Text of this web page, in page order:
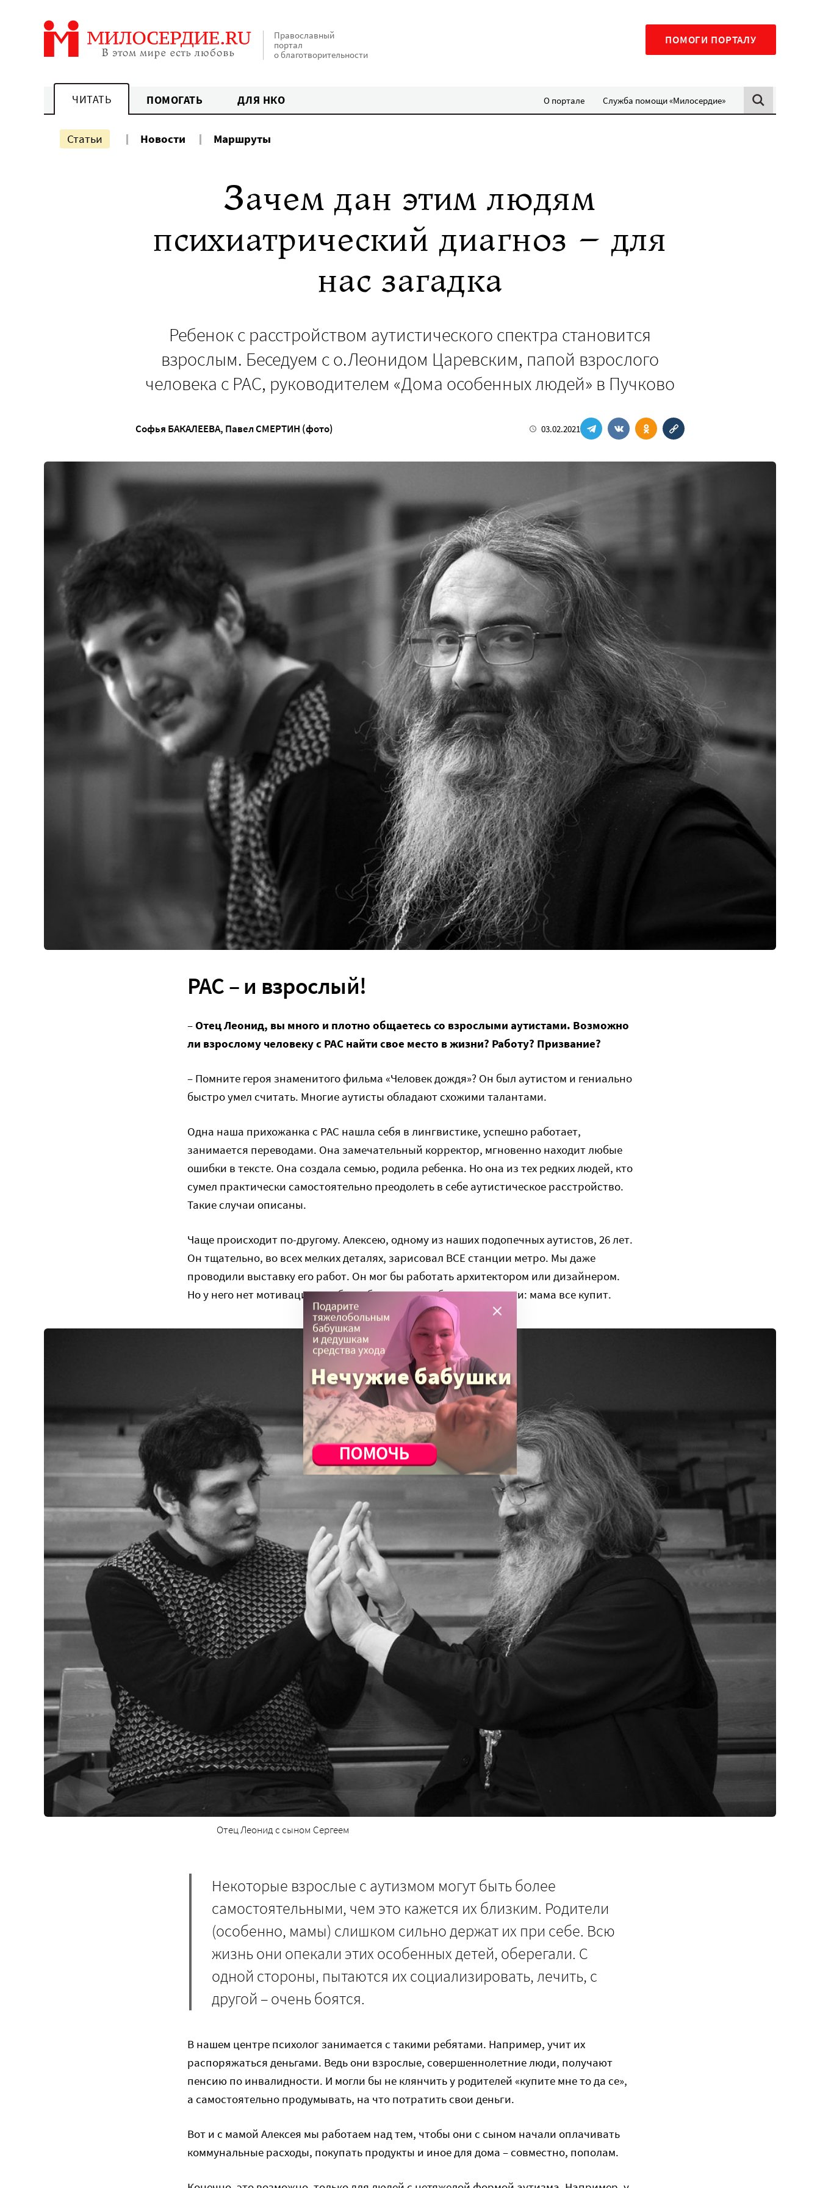
Православный
портал
о благотворительности
ПОМОГИ ПОРТАЛУ
ЧИТАТЬ ПОМОГАТЬ ДЛЯ НКО О портале Служба помощи «Милосердие»
Статьи Новости Маршруты
Зачем дан этим людям
психиатрический диагноз – для
нас загадка
Ребенок с расстройством аутистического спектра становится
взрослым. Беседуем с о.Леонидом Царевским, папой взрослого
человека с РАС, руководителем «Дома особенных людей» в Пучково
Софья БАКАЛЕЕВА, Павел СМЕРТИН (фото) 03.02.2021
РАС – и взрослый!
– Отец Леонид, вы много и плотно общаетесь со взрослыми аутистами. Возможно
ли взрослому человеку с РАС найти свое место в жизни? Работу? Призвание?
– Помните героя знаменитого фильма «Человек дождя»? Он был аутистом и гениально
быстро умел считать. Многие аутисты обладают схожими талантами.
Одна наша прихожанка с РАС нашла себя в лингвистике, успешно работает,
занимается переводами. Она замечательный корректор, мгновенно находит любые
ошибки в тексте. Она создала семью, родила ребенка. Но она из тех редких людей, кто
сумел практически самостоятельно преодолеть в себе аутистическое расстройство.
Такие случаи описаны.
Чаще происходит по-другому. Алексею, одному из наших подопечных аутистов, 26 лет.
Он тщательно, во всех мелких деталях, зарисовал ВСЕ станции метро. Мы даже
проводили выставку его работ. Он мог бы работать архитектором или дизайнером.
Но у него нет мотивации, чтобы работать и зарабатывать деньги: мама все купит.
Отец Леонид с сыном Сергеем
Некоторые взрослые с аутизмом могут быть более
самостоятельными, чем это кажется их близким. Родители
(особенно, мамы) слишком сильно держат их при себе. Всю
жизнь они опекали этих особенных детей, оберегали. С
одной стороны, пытаются их социализировать, лечить, с
другой – очень боятся.
В нашем центре психолог занимается с такими ребятами. Например, учит их
распоряжаться деньгами. Ведь они взрослые, совершеннолетние люди, получают
пенсию по инвалидности. И могли бы не клянчить у родителей «купите мне то да се»,
а самостоятельно продумывать, на что потратить свои деньги.
Вот и с мамой Алексея мы работаем над тем, чтобы они с сыном начали оплачивать
коммунальные расходы, покупать продукты и иное для дома – совместно, пополам.